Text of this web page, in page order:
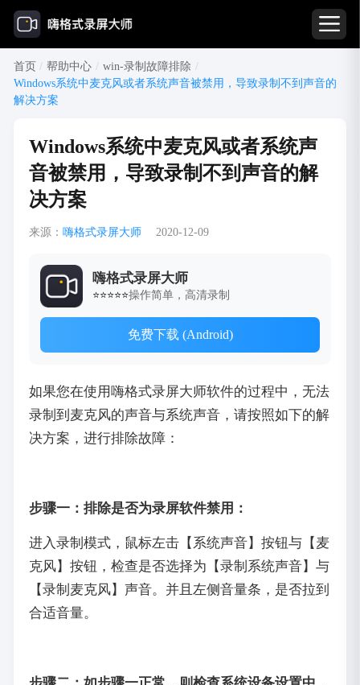
首页 / 帮助中心 / win-录制故障排除 /
Windows系统中麦克风或者系统声音被禁用，导致录制不到声音的
解决方案
Windows系统中麦克风或者系统声
音被禁用，导致录制不到声音的解
决方案
来源： 嗨格式录屏大师 2020-12-09
嗨格式录屏大师
⭐⭐⭐⭐⭐操作简单，高清录制
免费下载 (Android)
如果您在使用嗨格式录屏大师软件的过程中，无法
录制到麦克风的声音与系统声音，请按照如下的解
决方案，进行排除故障：
步骤一：排除是否为录屏软件禁用：
进入录制模式，鼠标左击【系统声音】按钮与【麦
克风】按钮，检查是否选择为【录制系统声音】与
【录制麦克风】声音。并且左侧音量条，是否拉到
合适音量。